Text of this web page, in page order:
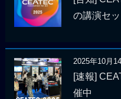
の講演セ
2025年10月
[速報]
催中